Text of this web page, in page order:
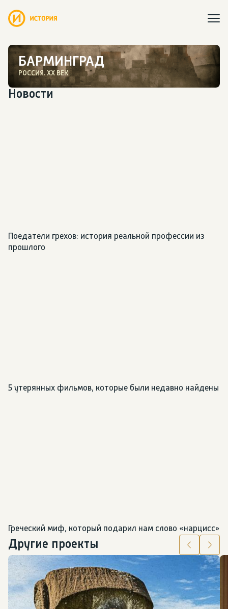
БАРМИНГРАД
РОССИЯ. ХХ ВЕК
Новости
Поедатели грехов: история реальной профессии из
прошлого
5 утерянных фильмов, которые были недавно найдены
Греческий миф, который подарил нам слово «нарцисс»
Другие проекты